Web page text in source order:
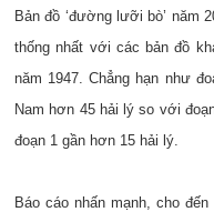
Bản đồ ‘đường lưỡi bò’ năm
thống nhất với các bản đồ
năm 1947. Chẳng hạn như
Nam hơn 45 hải lý so với
đoạn 1 gần hơn 15 hải lý.
Báo cáo nhấn mạnh, cho